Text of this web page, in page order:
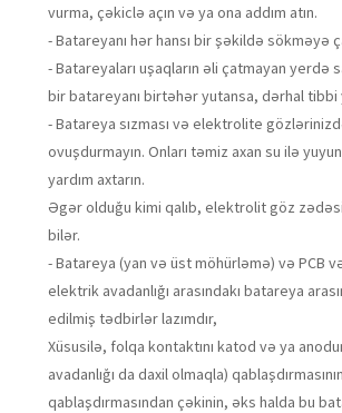
vurma, çəkiclə açın və ya ona addım atın.
- Batareyanı hər hansı bir şəkildə sökməyə
- Batareyaları uşaqların əli çatmayan yerdə
bir batareyanı birtəhər yutansa, dərhal tibbi
- Batareya sızması və elektrolite
ovuşdurmayın. Onları təmiz axan su ilə
yardım axtarın.
Əgər olduğu kimi qalıb, elektrolit göz
bilər.
- Batareya (yan və üst möhürləmə) və PCB
elektrik avadanlığı arasındakı batareya
edilmiş tədbirlər lazımdır,
Xüsusilə, folqa kontaktını katod və ya
avadanlığı da daxil olmaqla) qablaşdırmasının
qablaşdırmasından çəkinin, əks halda bu